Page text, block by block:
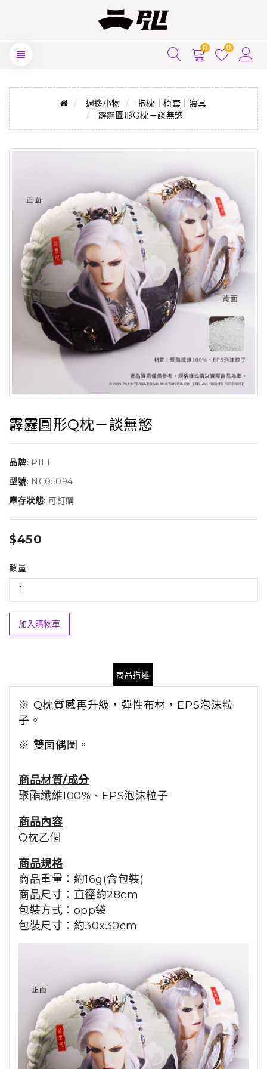
0 0
週邊小物
抱枕｜椅套｜寢具
霹靂圓形Q枕－談無慾
霹靂圓形Q枕－談無慾
品牌: PILI
型號: NC05094
庫存狀態: 可訂購
$450
數量
加入購物車
商品描述
※ Q枕質感再升級，彈性布材，EPS泡沫粒
子。
※ 雙面偶圖。
商品材質/成分
聚酯纖維100%、EPS泡沫粒子
商品內容
Q枕乙個
商品規格
商品重量：約16g(含包裝)
商品尺寸： 直徑約28cm
包裝方式：opp袋
包裝尺寸：約30x30cm